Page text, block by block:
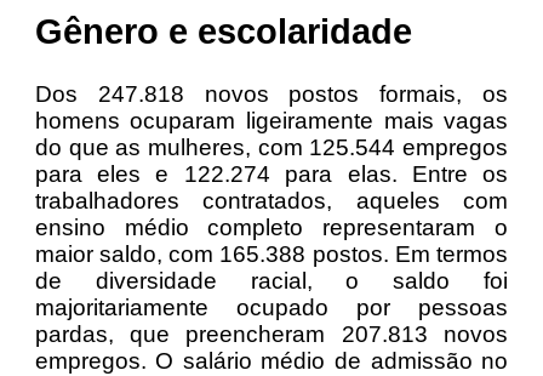
Gênero e escolaridade
Dos 247.818 novos postos formais, os
homens ocuparam ligeiramente mais vagas
do que as mulheres, com 125.544 empregos
para eles e 122.274 para elas. Entre os
trabalhadores contratados, aqueles com
ensino médio completo representaram o
maior saldo, com 165.388 postos. Em termos
de diversidade racial, o saldo foi
majoritariamente ocupado por pessoas
pardas, que preencheram 207.813 novos
empregos. O salário médio de admissão no